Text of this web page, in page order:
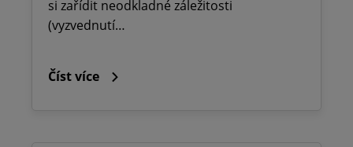
si zařídit neodkladné záležitosti
(vyzvednutí…
Číst více